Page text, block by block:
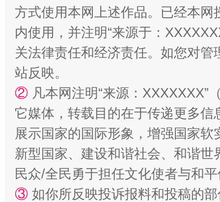
方式使用本网上述作品。已经本
内使用，并注明“来源于：
关法律责任和经济责任。如您对
站反映。
② 凡本网注明“来源：
它媒体，转载目的在于传递更多
展示国家的国际形象，增强国家
新型国家、建设和谐社会、和谐
民众/全民勇于担任文化使者与和
③ 如你所反映投诉报料和投稿的